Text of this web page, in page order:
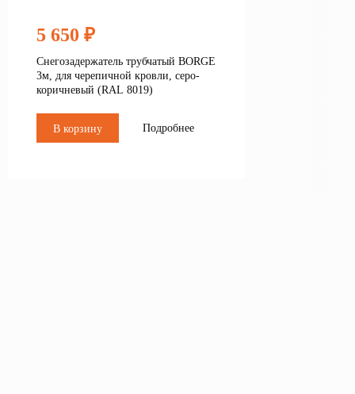
5 650 ₽
Снегозадержатель трубчатый BORGE
3м, для черепичной кровли, серо-
коричневый (RAL 8019)
В корзину Подробнее